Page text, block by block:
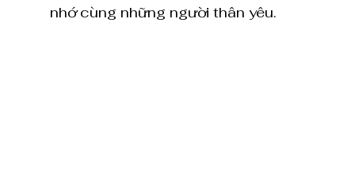
nhớ cùng những người thân yêu.